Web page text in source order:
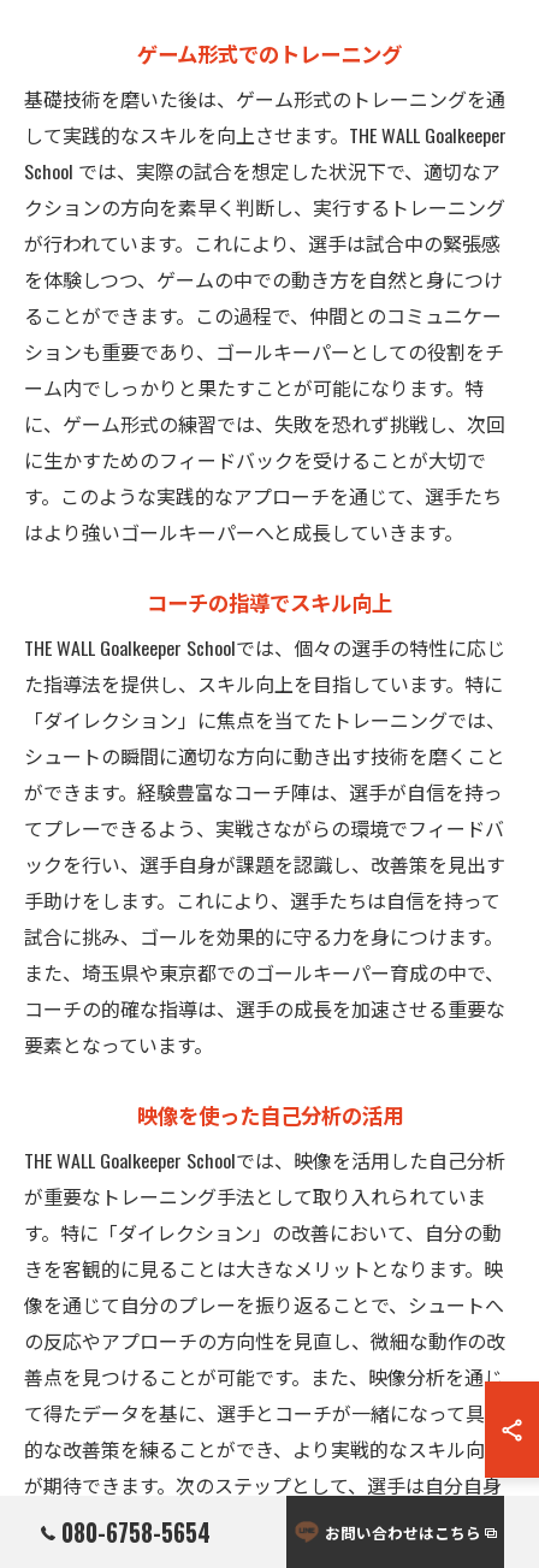
ゲーム形式でのトレーニング
基礎技術を磨いた後は、ゲーム形式のトレーニングを通
して実践的なスキルを向上させます。THE WALL Goalkeeper
School では、実際の試合を想定した状況下で、適切なア
クションの方向を素早く判断し、実行するトレーニング
が行われています。これにより、選手は試合中の緊張感
を体験しつつ、ゲームの中での動き方を自然と身につけ
ることができます。この過程で、仲間とのコミュニケー
ションも重要であり、ゴールキーパーとしての役割をチ
ーム内でしっかりと果たすことが可能になります。特
に、ゲーム形式の練習では、失敗を恐れず挑戦し、次回
に生かすためのフィードバックを受けることが大切で
す。このような実践的なアプローチを通じて、選手たち
はより強いゴールキーパーへと成長していきます。
コーチの指導でスキル向上
THE WALL Goalkeeper Schoolでは、個々の選手の特性に応じ
た指導法を提供し、スキル向上を目指しています。特に
「ダイレクション」に焦点を当てたトレーニングでは、
シュートの瞬間に適切な方向に動き出す技術を磨くこと
ができます。経験豊富なコーチ陣は、選手が自信を持っ
てプレーできるよう、実戦さながらの環境でフィードバ
ックを行い、選手自身が課題を認識し、改善策を見出す
手助けをします。これにより、選手たちは自信を持って
試合に挑み、ゴールを効果的に守る力を身につけます。
また、埼玉県や東京都でのゴールキーパー育成の中で、
コーチの的確な指導は、選手の成長を加速させる重要な
要素となっています。
映像を使った自己分析の活用
THE WALL Goalkeeper Schoolでは、映像を活用した自己分析
が重要なトレーニング手法として取り入れられていま
す。特に「ダイレクション」の改善において、自分の動
きを客観的に見ることは大きなメリットとなります。映
像を通じて自分のプレーを振り返ることで、シュートへ
の反応やアプローチの方向性を見直し、微細な動作の改
善点を見つけることが可能です。また、映像分析を通じ
て得たデータを基に、選手とコーチが一緒になって具体
的な改善策を練ることができ、より実戦的なスキル向上
が期待できます。次のステップとして、選手は自分自身
の成長を実感しながら、より高いレベルでゴールを守る
080-6758-5654 お問い合わせはこちら